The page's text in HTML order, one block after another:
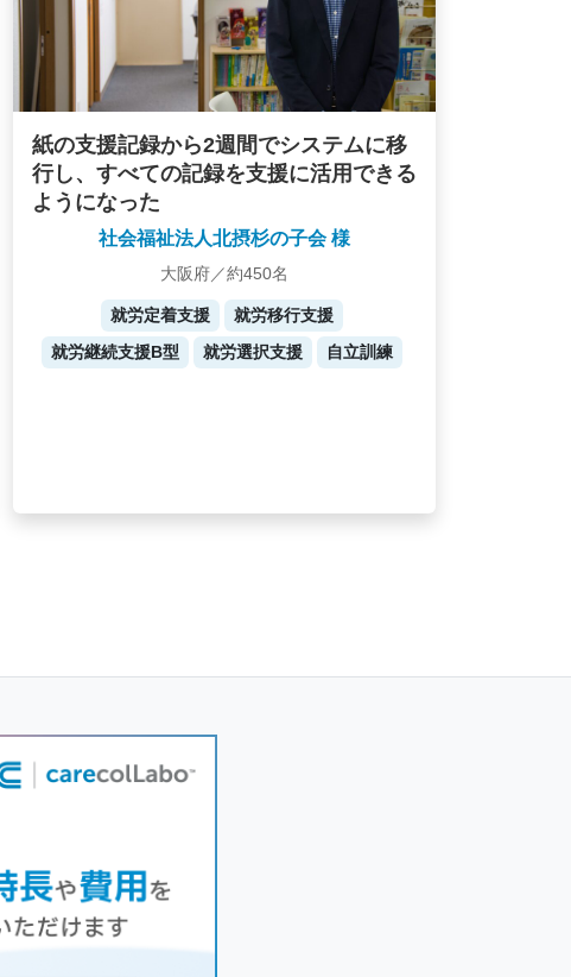
紙の支援記録から2週間でシステムに移
行し、すべての記録を支援に活用できる
ようになった
社会福祉法人北摂杉の子会 様
大阪府／約450名
就労定着支援
就労移行支援
就労継続支援B型
就労選択支援 自立訓練